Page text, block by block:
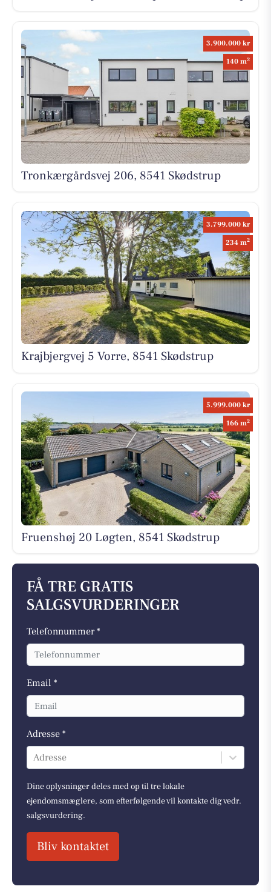
3.900.000 kr
140 m2
Tronkærgårdsvej 206, 8541 Skødstrup
3.799.000 kr
234 m2
Krajbjergvej 5 Vorre, 8541 Skødstrup
5.999.000 kr
166 m2
Fruenshøj 20 Løgten, 8541 Skødstrup
FÅ TRE GRATIS
SALGSVURDERINGER
Telefonnummer *
Email *
Adresse *
Adresse
Dine oplysninger deles med op til tre lokale
ejendomsmæglere, som efterfølgende vil kontakte dig vedr.
salgsvurdering.
Bliv kontaktet